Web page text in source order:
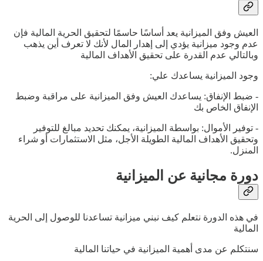
العيش وفق الميزانية يعد أساسًا حاسمًا لتحقيق الحرية المالية فإن
عدم وجود ميزانية يؤدي إلى إهدار المال لأنك لا تعرف أين يذهب
وبالتالي عدم القدرة على تحقيق الأهداف المالية
وجود الميزانية يساعدك علي:
- ضبط الإنفاق: يساعدك العيش وفق الميزانية على مراقبة وضبط
الإنفاق الخاص بك
- توفير الأموال: بواسطة الميزانية، يمكنك تحديد مبالغ للتوفير
وتحقيق الأهداف المالية الطويلة الأجل، مثل الاستثمارات أو شراء
المنزل.
دورة مجانية عن الميزانية
في هذه الدورة نتعلم كيف نبني ميزانية تساعدنا للوصول إلى الحرية
المالية
سنتكلم عن مدى أهمية الميزانية في حياتنا المالية